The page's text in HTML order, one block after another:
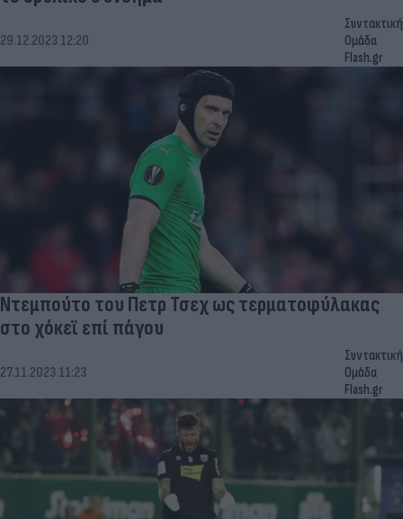
29.12.2023 12:20
Συντακτική
Ομάδα
Flash.gr
Ντεμπούτο του Πετρ Τσεχ ως τερματοφύλακας
στο χόκεϊ επί πάγου
27.11.2023 11:23
Συντακτική
Ομάδα
Flash.gr